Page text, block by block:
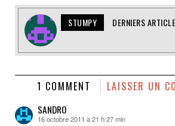
STUMPY DERNIERS
1 COMMENT LAISSER UN
SANDRO
dit :
16 octobre 2011 à 21 h 27 min